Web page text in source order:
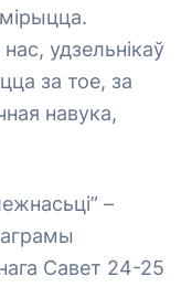
удзельнікаў
за тое, за
навука,
–
Савет 24-25